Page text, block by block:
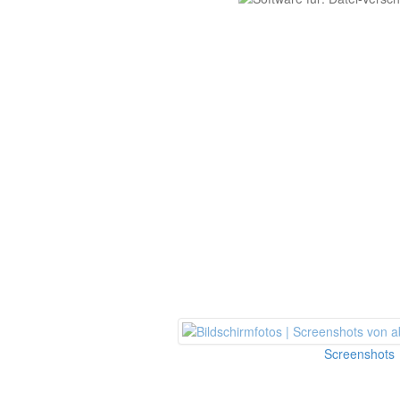
Screenshots